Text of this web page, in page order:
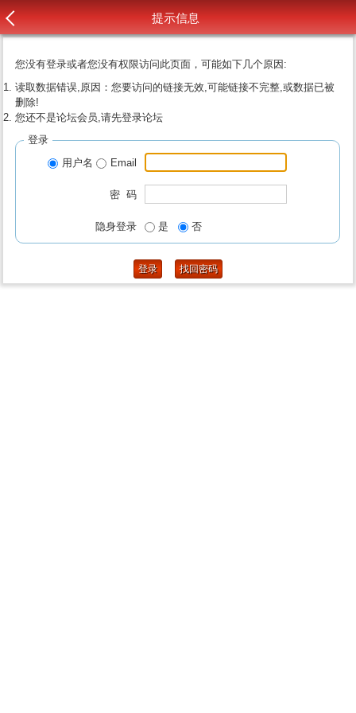
提示信息
您没有登录或者您没有权限访问此页面，可能如下几个原因:
读取数据错误,原因：您要访问的链接无效,可能链接不完整,或数据已被
删除!
您还不是论坛会员,请先登录论坛
登录
用户名
Email
密 码
隐身登录 是 否